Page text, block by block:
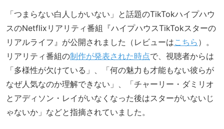
「つまらない白人しかいない」と話題のTikTokハイプハウ
スのNetflixリアリティ番組『ハイプハウスTikTokスターの
リアルライフ』が公開されました（レビューはこちら ）。
リアリティ番組の制作が発表された時点で、視聴者からは
「多様性が欠けている」、「何の魅力も才能もない彼らが
なぜ人気なのか理解できない」、「チャーリー・ダミリオ
とアディソン・レイがいなくなった後はスターがいないじ
ゃないか」などと指摘されていました。